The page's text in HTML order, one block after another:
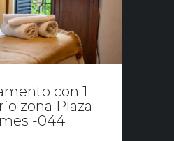
con 1
zona Plaza
-044